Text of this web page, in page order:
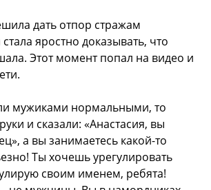
дать отпор стражам
яростно доказывать, что
Этот момент попал на видео и
мужиками нормальными, то
и сказали: «Анастасия, вы
а вы занимаетесь какой-то
Ты хочешь урегулировать
своим именем, ребята!